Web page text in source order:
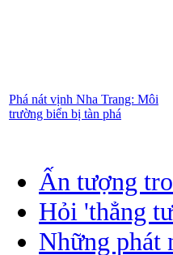
Phá nát vịnh Nha Trang: Môi
trường biển bị tàn phá
Ấn tượng
Hỏi 'thẳng
Những phát